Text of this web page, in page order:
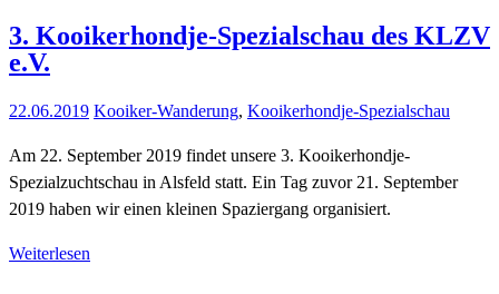
3. Kooikerhondje-Spezialschau des KLZV
e.V.
22.06.2019 Kooiker-Wanderung, Kooikerhondje-Spezialschau
Am 22. September 2019 findet unsere 3. Kooikerhondje-
Spezialzuchtschau in Alsfeld statt. Ein Tag zuvor 21. September
2019 haben wir einen kleinen Spaziergang organisiert.
Weiterlesen